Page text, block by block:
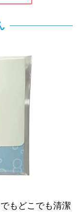
もどこでも清潔